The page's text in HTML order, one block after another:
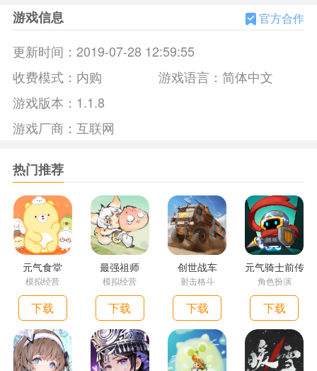
★激活不同的宠物,进化解除技能封印
★创建工会,加入竞技场,与玩家同屏竞技
游戏信息 官方合作
更新时间： 2019-07-28 12:59:55
收费模式： 内购 游戏语言： 简体中文
游戏版本： 1.1.8
游戏厂商： 互联网
热门推荐
元气食堂
模拟经营
下载
最强祖师
模拟经营
下载
创世战车
射击格斗
下载
元气骑士前传
角色扮演
下载